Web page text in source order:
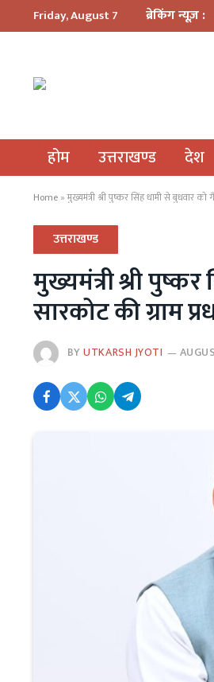
Friday, August 7 ब्रेकिंग न्यूज़ :
होम उत्तराखण्ड देश
Home »मुख्यमंत्री श्री पुष्कर सिंह धामी से बुधवार को
उत्तराखण्ड
मुख्यमंत्री श्री
सारकोट की ग्राम
BYUTKARSH JYOTI